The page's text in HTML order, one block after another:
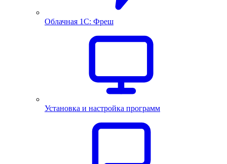
Облачная 1С: Фреш
Установка и настройка программ